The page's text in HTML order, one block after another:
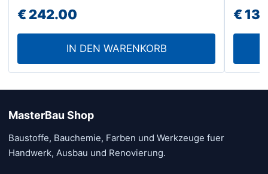
€242.00
IN DEN WARENKORB
€
MasterBau Shop
Baustoffe, Bauchemie, Farben und Werkzeuge fuer
Handwerk, Ausbau und Renovierung.